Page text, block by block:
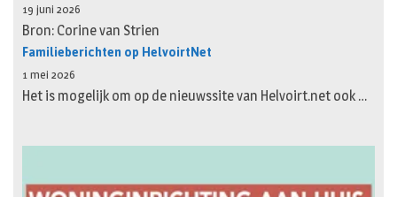
19 juni 2026
Bron: Corine van Strien
Familieberichten op HelvoirtNet
1 mei 2026
Het is mogelijk om op de nieuwssite van Helvoirt.net ook …